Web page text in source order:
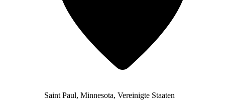
Saint Paul, Minnesota, Vereinigte Staaten